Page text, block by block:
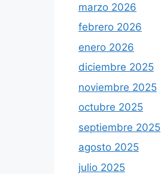
marzo 2026
febrero 2026
enero 2026
diciembre 2025
noviembre 2025
octubre 2025
septiembre 2025
agosto 2025
julio 2025